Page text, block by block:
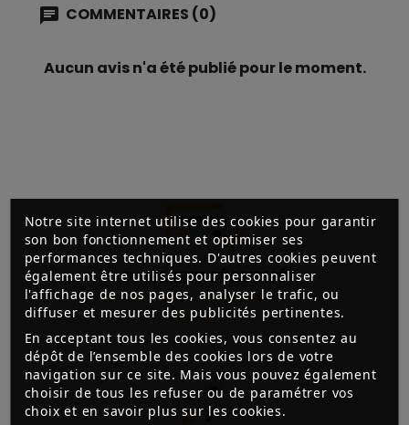
Notre site internet utilise des cookies pour garantir
son bon fonctionnement et optimiser ses
performances techniques. D'autres cookies peuvent
également être utilisés pour personnaliser
l'affichage de nos pages, analyser le trafic, ou
diffuser et mesurer des publicités pertinentes.
En acceptant tous les cookies, vous consentez au
dépôt de l’ensemble des cookies lors de votre
navigation sur ce site. Mais vous pouvez également
choisir de tous les refuser ou de paramétrer vos
choix et en savoir plus sur les cookies.
COMMENTAIRES (0)
Aucun avis n'a été publié pour le moment.
PAIEMENT SÉCURISÉ
3D SECURE, CHÈQUES, CB,
VIREMENT